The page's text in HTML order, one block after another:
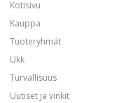
Kotisivu
Kauppa
Tuoteryhmät
Ukk
Turvallisuus
Uutiset ja vinkit